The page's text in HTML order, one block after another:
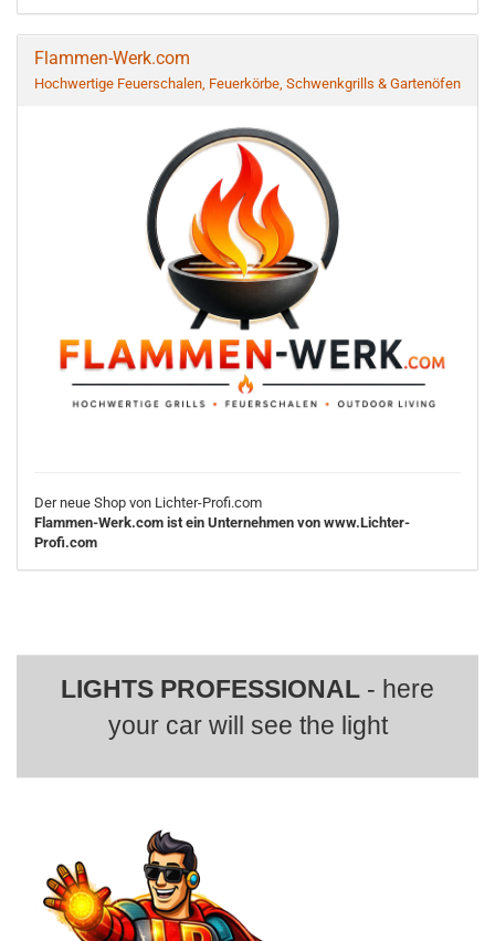
Flammen-Werk.com
Hochwertige Feuerschalen, Feuerkörbe, Schwenkgrills & Gartenöfen
Der neue Shop von Lichter-Profi.com
Flammen-Werk.com ist ein Unternehmen von www.Lichter-
Profi.com
LIGHTS PROFESSIONAL - here
your car will see the light